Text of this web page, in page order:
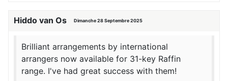
Hiddo van Os Dimanche 28 Septembre 2025
Brilliant arrangements by international
arrangers now available for 31-key Raffin
range. I've had great success with them!